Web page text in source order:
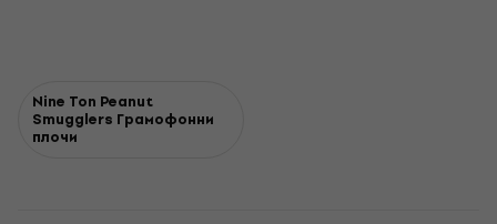
Nine Ton Peanut
Smugglers Грамофонни
плочи